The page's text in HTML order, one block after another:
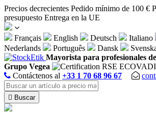
Precios decrecientes Pedido mínimo de 100 €
presupuesto Entrega en la UE
Français English Deutsch Italiano
Nederlands
Português Dansk
Mayorista para profesionales
Grupo Vegea
Contáctenos al +33 1 70 68 96 67
 Buscar
Panel de gestión de cookies